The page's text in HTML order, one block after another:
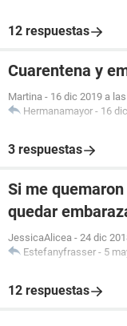
12 respuestas
Cuarentena y
Martina - 16 dic 2019 a
Hermanamayor - 16
3 respuestas
Si me
quedar
JessicaAlicea - 24 dic
Estefanyfrasser - 5
12 respuestas